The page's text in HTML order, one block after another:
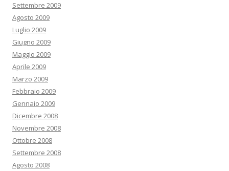
Settembre 2009
Agosto 2009
Luglio 2009
Giugno 2009
Maggio 2009
Aprile 2009
Marzo 2009
Febbraio 2009
Gennaio 2009
Dicembre 2008
Novembre 2008
Ottobre 2008
Settembre 2008
Agosto 2008